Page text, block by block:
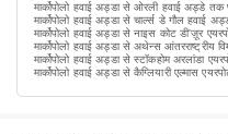
मार्कोपोलो हवाई अड्डा से ओरली हवाई अड्डे तक
मार्कोपोलो हवाई अड्डा से चार्ल्स डे गौल हवाई
मार्कोपोलो हवाई अड्डा से नाइस कोट डी'ज़ूर
मार्कोपोलो हवाई अड्डा से अथेन्स आंतरराष्ट्रीय
मार्कोपोलो हवाई अड्डा से स्टॉकहोम अरलांडा
मार्कोपोलो हवाई अड्डा से कैग्लियारी एल्मास